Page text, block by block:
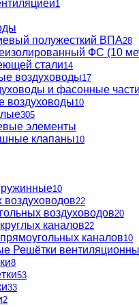
1
полужесткий ВПА28
ФС (10
стали14
воздуховоды17
и фасонные части
воздуховоды10
305
элементы
клапаны10
10
воздуховодов22
воздуховодов20
каналов22
каналов10
Решётки
8
53
33
2